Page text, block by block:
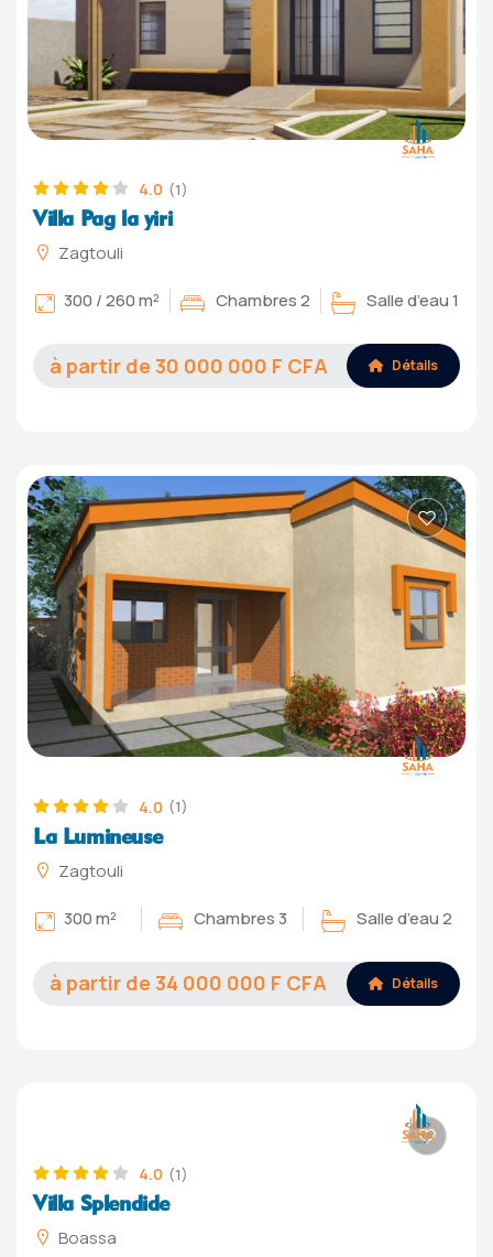
4.0 (1)
Villa Pag la yiri
Zagtouli
300 / 260 m² Chambres 2 Salle d’eau 1
30 000 000 Détails
4.0 (1)
La Lumineuse
Zagtouli
300 m² Chambres 3 Salle d’eau 2
34 000 000 Détails
4.0 (1)
Villa Splendide
Boassa